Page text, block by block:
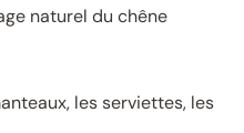
naturel du chêne
les serviettes, les